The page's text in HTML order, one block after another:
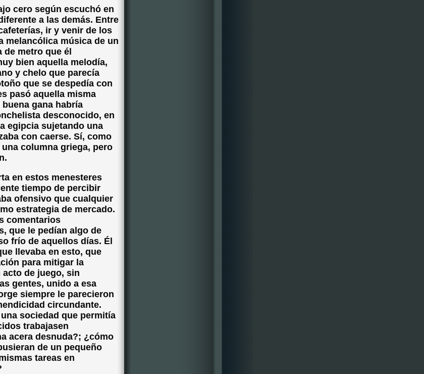
cero según escuchó en
a las demás. Entre
ir y venir de los
melancólica música de un
metro que él
bien aquella melodía,
y chelo que parecía
que se despedía con
pasó aquella misma
gana habría
desconocido, en
egipcia sujetando una
con caerse. Sí, como
columna griega, pero
en estos menesteres
tiempo de percibir
ofensivo que cualquier
estrategia de mercado.
comentarios
que le pedían algo de
frío de aquellos días. Él
llevaba en esto, que
para mitigar la
de juego, sin
gentes, unido a esa
siempre le parecieron
circundante.
sociedad que permitía
trabajasen
acera desnuda?; ¿cómo
de un pequeño
tareas en